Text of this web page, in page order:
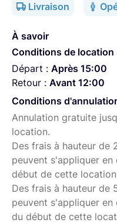
Livraison
À savoir
Conditions de location
Départ : Après 15:00
Retour : Avant 12:00
Conditions
Annulation gratuite
location.
Des frais à hauteur de
peuvent s'appliquer
début de cette
Des frais à hauteur de
peuvent s'appliquer
du début de cette